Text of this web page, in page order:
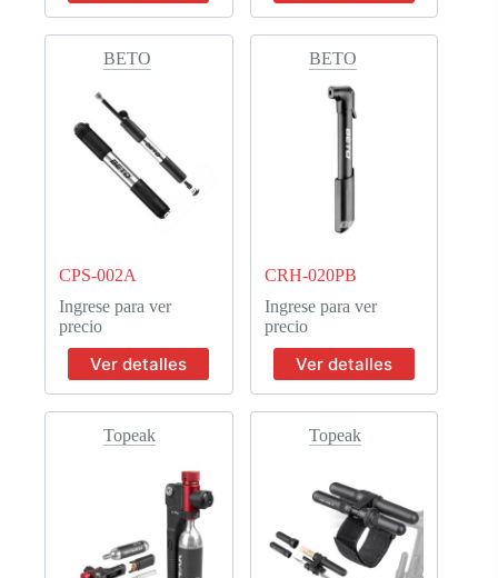
BETO
CPS-002A
Ingrese para ver
precio
Ver detalles
BETO
CRH-020PB
Ingrese para ver
precio
Ver detalles
Topeak Topeak